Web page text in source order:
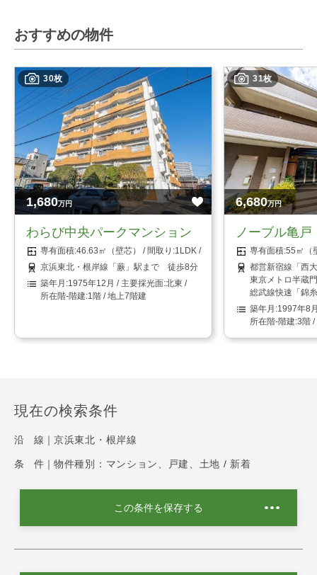
おすすめの物件
30枚
1,680万円
わらび中央パークマンション
46.63㎡（壁芯）
1LDK
京浜東北・根岸線「蕨」駅まで 徒歩8分
1975年12月
北東
1階 / 地上7階建
31枚
6,680万円
ノーブル亀戸
55㎡（
都営新宿線「西
東京メトロ半蔵
総武線快速「錦
1997年8
3階 /
現在の検索条件
沿 線｜ 京浜東北・根岸線
条 件｜ 物件種別：マンション、戸建、土地 / 新着
この条件を保存する